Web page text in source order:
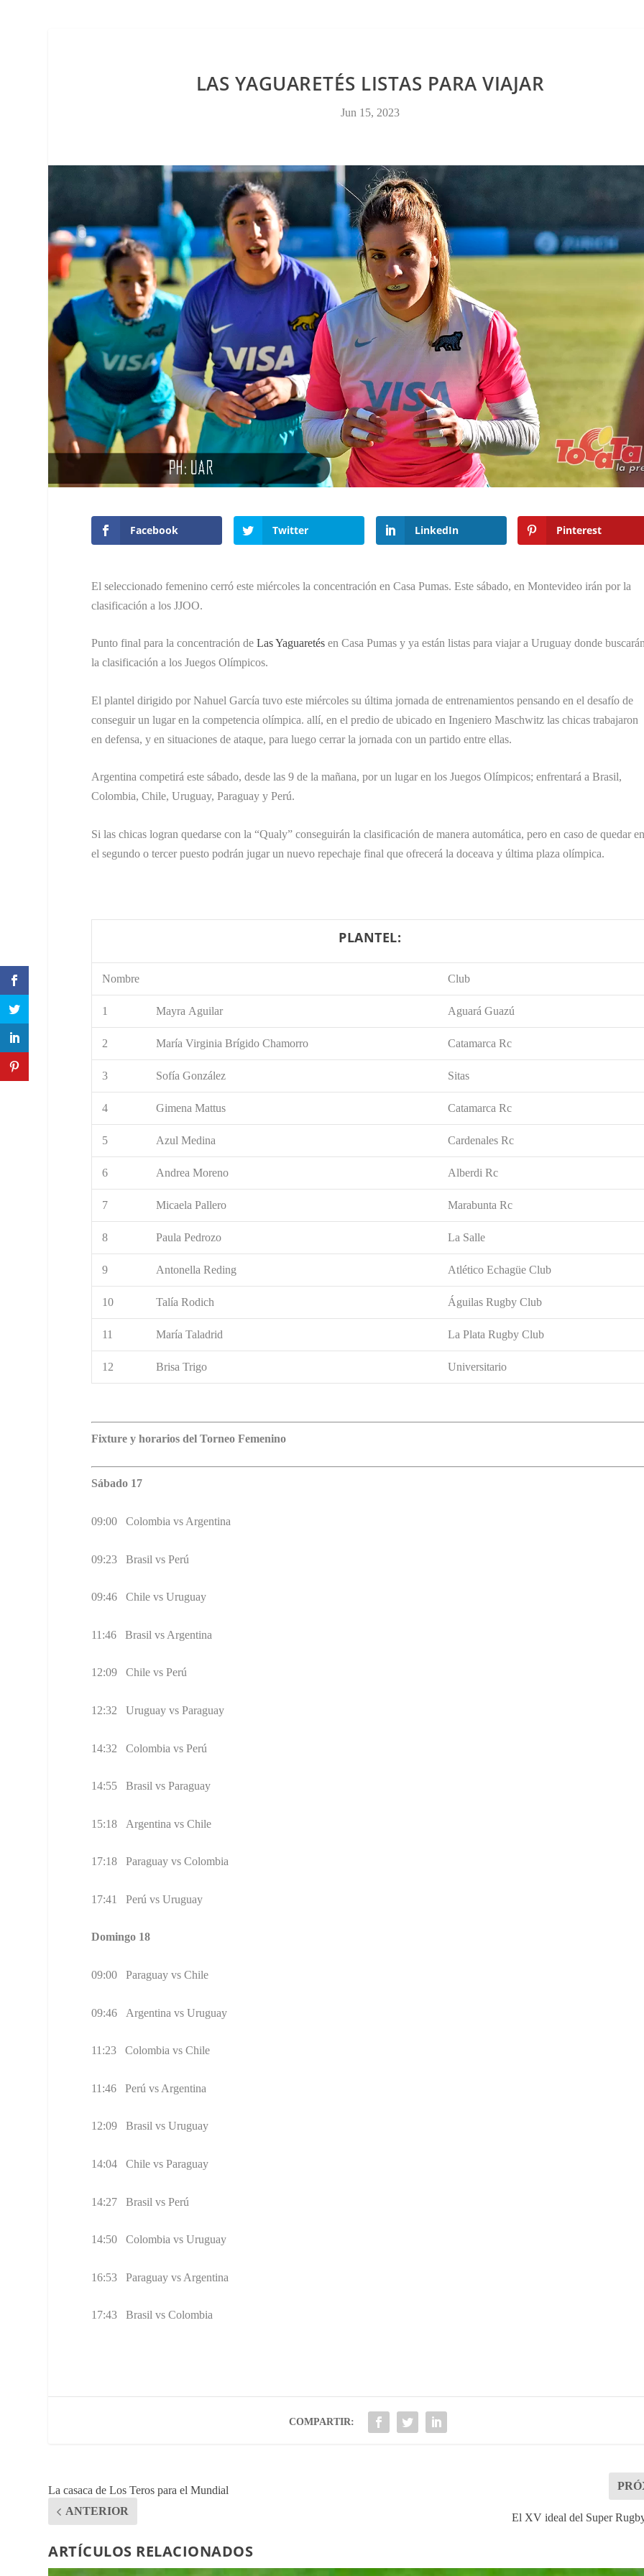
LAS YAGUARETÉS LISTAS PARA VIAJAR
Jun 15, 2023
Facebook Twitter LinkedIn Pinterest
El seleccionado femenino cerró este miércoles la concentración en Casa Pumas. Este sábado, en Montevideo irán por la
clasificación a los JJOO.
Punto final para la concentración deLas Yaguaretés en Casa Pumas y ya están listas para viajar a Uruguay donde
la clasificación a los Juegos Olímpicos.
El plantel dirigido por Nahuel García tuvo este miércoles su última jornada de entrenamientos pensando en el desafío de
conseguir un lugar en la competencia olímpica. allí, en el predio de ubicado en Ingeniero Maschwitz las chicas trabajaron
en defensa, y en situaciones de ataque, para luego cerrar la jornada con un partido entre ellas.
Argentina competirá este sábado, desde las 9 de la mañana, por un lugar en los Juegos Olímpicos; enfrentará a Brasil,
Colombia, Chile, Uruguay, Paraguay y Perú.
Si las chicas logran quedarse con la “Qualy” conseguirán la clasificación de manera automática, pero en caso de quedar
el segundo o tercer puesto podrán jugar un nuevo repechaje final que ofrecerá la doceava y última plaza olímpica.
PLANTEL:
Nombre Club
1 Mayra Aguilar Aguará Guazú
2 María Virginia Brígido Chamorro Catamarca Rc
3 Sofía González Sitas
4 Gimena Mattus Catamarca Rc
5 Azul Medina Cardenales Rc
6 Andrea Moreno Alberdi Rc
7 Micaela Pallero Marabunta Rc
8 Paula Pedrozo La Salle
9 Antonella Reding Atlético Echagüe Club
10 Talía Rodich Águilas Rugby Club
11 María Taladrid La Plata Rugby Club
12 Brisa Trigo Universitario
Fixture y horarios del Torneo Femenino
Sábado 17
09:00 Colombia vs Argentina
09:23 Brasil vs Perú
09:46 Chile vs Uruguay
11:46 Brasil vs Argentina
12:09 Chile vs Perú
12:32 Uruguay vs Paraguay
14:32 Colombia vs Perú
14:55 Brasil vs Paraguay
15:18 Argentina vs Chile
17:18 Paraguay vs Colombia
17:41 Perú vs Uruguay
Domingo 18
09:00 Paraguay vs Chile
09:46 Argentina vs Uruguay
11:23 Colombia vs Chile
11:46 Perú vs Argentina
12:09 Brasil vs Uruguay
14:04 Chile vs Paraguay
14:27 Brasil vs Perú
14:50 Colombia vs Uruguay
16:53 Paraguay vs Argentina
17:43 Brasil vs Colombia
COMPARTIR:
La casaca de Los Teros para el Mundial
ANTERIOR
El XV ideal del Super
ARTÍCULOS RELACIONADOS